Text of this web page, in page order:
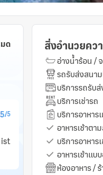
ด
5/5
สิ่งอำนวยคว
อ่างน้ำร้อน /
รถรับส่งสนา
บริการรถรับ
บริการเช่ารถ
บริการอาหา
อาหารเช้าตา
บริการอาหาร
อาหารเช้าแบ
ห้องอาหาร /